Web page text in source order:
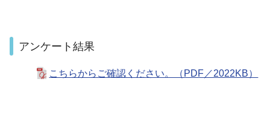
アンケート結果
こちらからご確認ください。（PDF／2022KB）